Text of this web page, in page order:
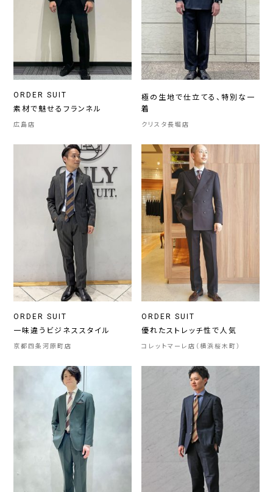
ORDER SUIT
素材で魅せるフランネル
広島店
極の生地で仕立てる、特別な一
着
クリスタ長堀店
ORDER SUIT
一味違うビジネススタイル
京都四条河原町店
ORDER SUIT
優れたストレッチ性で人気
コレットマーレ店（横浜桜木町）